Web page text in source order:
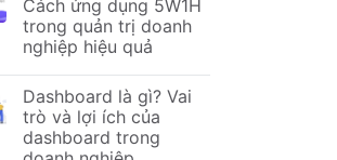
Cách ứng dụng 5W1H
trong quản trị doanh
nghiệp hiệu quả
Dashboard là gì? Vai
trò và lợi ích của
dashboard trong